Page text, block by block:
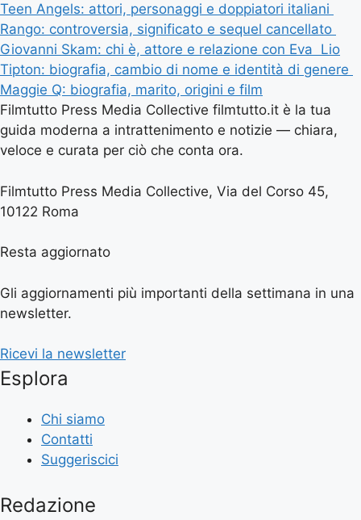
Teen Angels: attori, personaggi e doppiatori italiani
Rango: controversia, significato e sequel cancellato
Giovanni Skam: chi è, attore e relazione con Eva Lio
Tipton: biografia, cambio di nome e identità di genere
Maggie Q: biografia, marito, origini e film
Filmtutto Press Media Collective filmtutto.it è la tua
guida moderna a intrattenimento e notizie — chiara,
veloce e curata per ciò che conta ora.
Filmtutto Press Media Collective, Via del Corso 45,
10122 Roma
Resta aggiornato
Gli aggiornamenti più importanti della settimana in una
newsletter.
Ricevi la newsletter
Esplora
Chi siamo
Contatti
Suggeriscici
Redazione